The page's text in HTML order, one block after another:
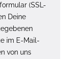
(SSL-
Deine
im E-Mail-
von uns